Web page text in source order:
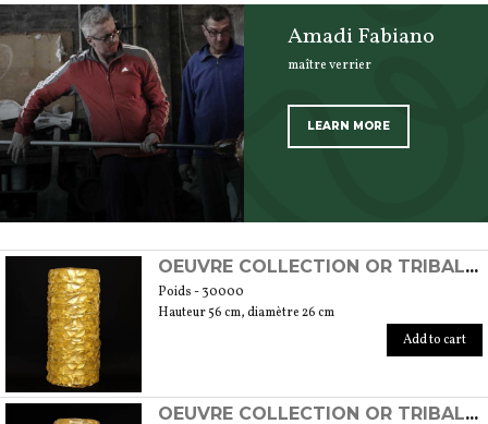
Amadi Fabiano
maître verrier
LEARN MORE
OEUVRE COLLECTION OR TRIBALE MOD. 1
Poids - 30000
Hauteur 56 cm, diamètre 26 cm
Add to cart
OEUVRE COLLECTION OR TRIBALE MOD. 2